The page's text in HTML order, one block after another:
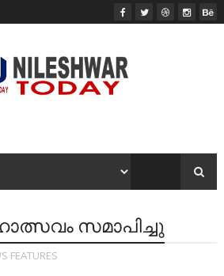
സമാപിച്ചു
FEATURES